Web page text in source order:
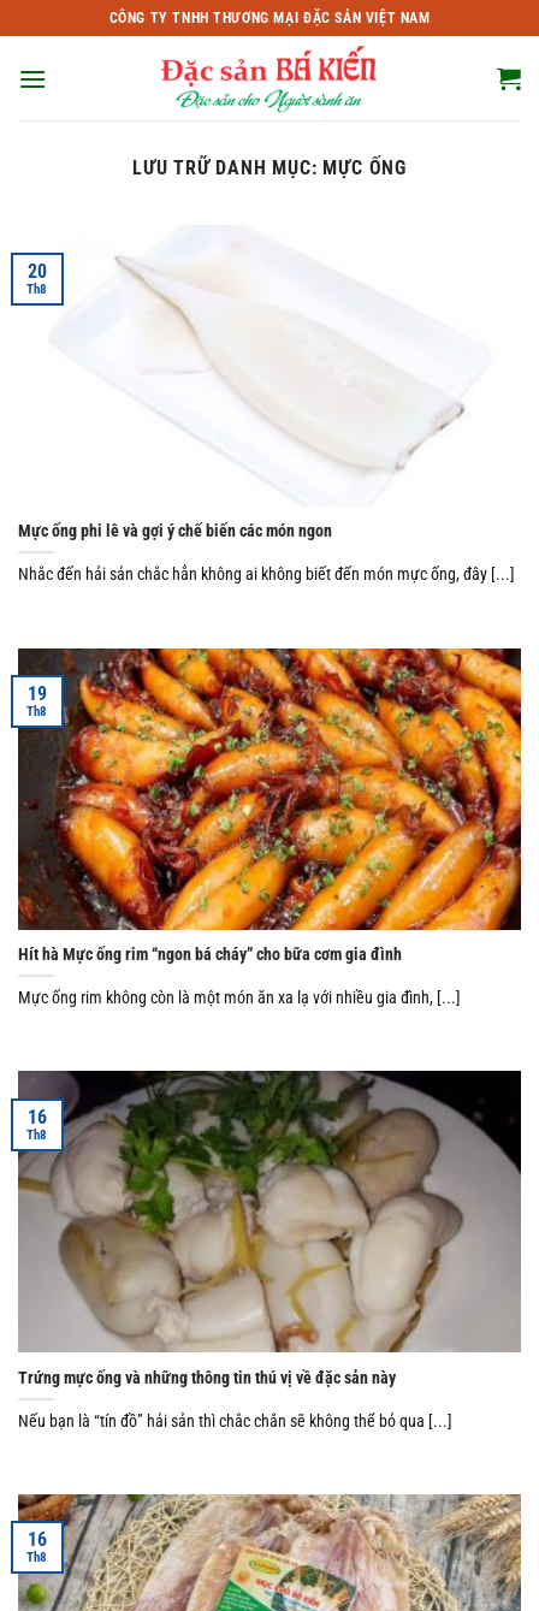
qua
nội
CÔNG TY TNHH THƯƠNG MẠI ĐẶC SẢN VIỆT NAM
LƯU TRỮ DANH MỤC: MỰC ỐNG
Mực ống phi lê và gợi ý chế biến các món ngon
Nhắc đến hải sản chắc hẳn không ai không biết đến món mực ống, đây [...]
20
Th8
Hít hà Mực ống rim “ngon bá cháy” cho bữa cơm gia đình
Mực ống rim không còn là một món ăn xa lạ với nhiều gia đình, [...]
19
Th8
Trứng mực ống và những thông tin thú vị về đặc sản này
Nếu bạn là “tín đồ” hải sản thì chắc chắn sẽ không thể bỏ qua [...]
16
Th8
16
Th8